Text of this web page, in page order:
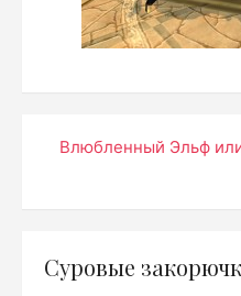
Навигация
Влюбленный Эльф
Суровые